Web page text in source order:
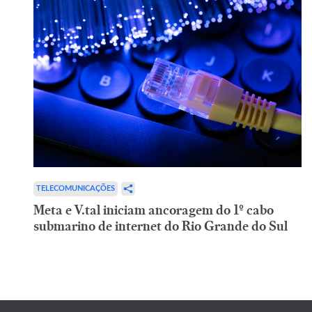
TELECOMUNICAÇÕES
Meta e V.tal iniciam ancoragem do 1º cabo
submarino de internet do Rio Grande do Sul